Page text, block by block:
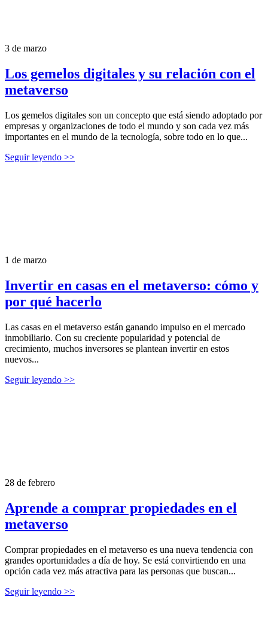
3 de marzo
Los gemelos digitales y su relación con el
metaverso
Los gemelos digitales son un concepto que está siendo adoptado por
empresas y organizaciones de todo el mundo y son cada vez más
importantes en el mundo de la tecnología, sobre todo en lo que...
Seguir leyendo >>
1 de marzo
Invertir en casas en el metaverso: cómo y
por qué hacerlo
Las casas en el metaverso están ganando impulso en el mercado
inmobiliario. Con su creciente popularidad y potencial de
crecimiento, muchos inversores se plantean invertir en estos
nuevos...
Seguir leyendo >>
28 de febrero
Aprende a comprar propiedades en el
metaverso
Comprar propiedades en el metaverso es una nueva tendencia con
grandes oportunidades a día de hoy. Se está convirtiendo en una
opción cada vez más atractiva para las personas que buscan...
Seguir leyendo >>